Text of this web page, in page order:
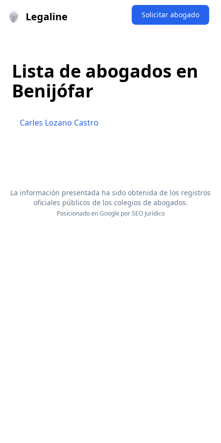
Legaline Solicitar abogado
Lista de abogados en
Benijófar
Carles Lozano Castro
La información presentada ha sido obtenida de los registros
oficiales públicos de los colegios de abogados.
Posicionado en Google porSEO Jurídico